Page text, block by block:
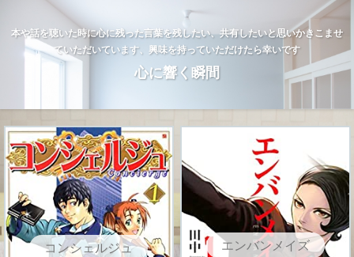
本や話を聴いた時に心に残った言葉を残したい、共有したいと思いかきこませ
ていただいています、興味を持っていただけたら幸いです
心に響く瞬間
コンシェルジュ エンバンメイズ